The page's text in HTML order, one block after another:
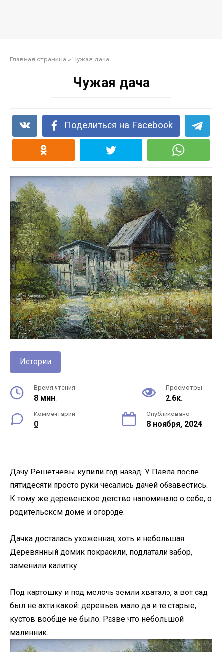
Главная страница » Чужая дача
Чужая дача
Поделиться на Facebook
Истории
Время чтения
8 мин.
Просмотры
2.6к.
Комментарии
0
Опубликовано
8 ноября, 2024
Дачу Решетневы купили год назад. У Павла после
пятидесяти просто руки чесались дачей обзавестись.
К тому же деревенское детство напоминало о себе, о
родительском доме и огороде.
Дачка досталась ухоженная, хоть и небольшая.
Деревянный домик покрасили, подлатали забор,
заменили калитку.
Под картошку и под мелочь земли хватало, а вот сад
был не ахти какой: деревьев мало да и те старые,
кустов вообще не было. Разве что небольшой
малинник.